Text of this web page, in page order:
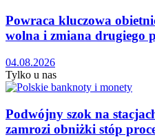
Powraca kluczowa
wolna i zmiana drugiego
04.08.2026
Tylko u nas
Podwójny szok na
zamrozi obniżki stóp